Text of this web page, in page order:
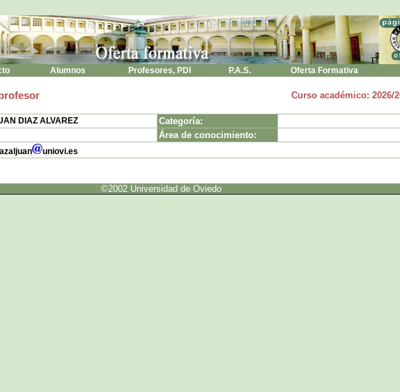
Alumnos Profesores, PDI P.A.S. Oferta Formativa
Curso académico: 2026/
DIAZ ALVAREZ
Categoría:
Área de conocimiento:
uniovi.es
©2002 Universidad de Oviedo